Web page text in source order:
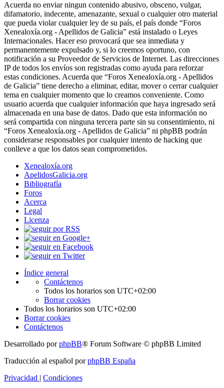
Acuerda no enviar ningun contenido abusivo, obsceno, vulgar,
difamatorio, indecente, amenazante, sexual o cualquier otro material
que pueda violar cualquier ley de su país, el país donde “Foros
Xenealoxía.org - Apellidos de Galicia” está instalado o Leyes
Internacionales. Hacer eso provocará que sea inmediata y
permanentemente expulsado y, si lo creemos oportuno, con
notificación a su Proveedor de Servicios de Internet. Las direcciones
IP de todos los envíos son registradas como ayuda para reforzar
estas condiciones. Acuerda que “Foros Xenealoxía.org - Apellidos
de Galicia” tiene derecho a eliminar, editar, mover o cerrar cualquier
tema en cualquier momento que lo creamos conveniente. Como
usuario acuerda que cualquier información que haya ingresado será
almacenada en una base de datos. Dado que esta información no
será compartida con ninguna tercera parte sin su consentimiento, ni
“Foros Xenealoxía.org - Apellidos de Galicia” ni phpBB podrán
considerarse responsables por cualquier intento de hacking que
conlleve a que los datos sean comprometidos.
Xenealoxía.org
ApelidosGalicia.org
Bibliografía
Foros
Acerca
Legal
Licenza
Índice general
Contáctenos
Todos los horarios son UTC+02:00
Borrar cookies
Todos los horarios son UTC+02:00
Borrar cookies
Contáctenos
Desarrollado porphpBB® Forum Software © phpBB Limited
Traducción al español porphpBB España
Privacidad | Condiciones